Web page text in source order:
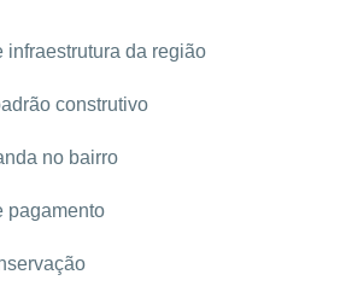
infraestrutura da região
construtivo
no bairro
pagamento